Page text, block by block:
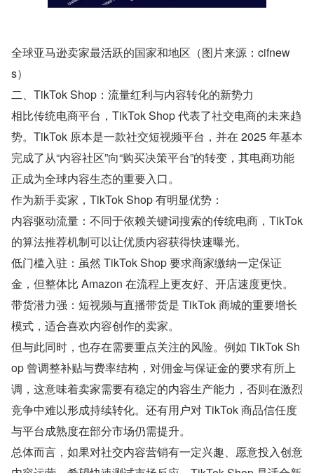
全球亚马逊卖家最活跃的国家和地区（图片来源：cifnew
s）
二、TikTok Shop：流量红利与内容转化的新势力
相比传统电商平台，TikTok Shop 代表了社交电商的未来趋
势。TikTok 原本是一款社交短视频平台，并在 2025 年基本
完成了从“内容社区”向“购买决策平台”的转变，其电商功能
正成为全球内容生态的重要入口。
作为新手卖家，TikTok Shop 有明显优势：
内容驱动流量：不同于依赖关键词搜索的传统电商，TikTok
的算法推荐机制可以让优质内容获得快速曝光。
低门槛入驻：虽然 TikTok Shop 要求商家缴纳一定保证
金，但整体比 Amazon 在流程上更友好、开店速度更快。
带货潜力强：短视频与直播带货是 TikTok 商城的重要增长
模式，适合喜欢内容创作的卖家。
但与此同时，也存在需要重点关注的风险。例如 TikTok Sh
op 曾调整补贴与费率结构，对佣金与保证金的要求有所上
调，这意味着卖家需要有稳定的内容生产能力，否则在激烈
竞争中难以形成持续转化。还有用户对 TikTok 商品信任度
与平台成熟度在部分市场仍需提升。
总体而言，如果对社交内容营销有一定兴趣、愿意投入创意